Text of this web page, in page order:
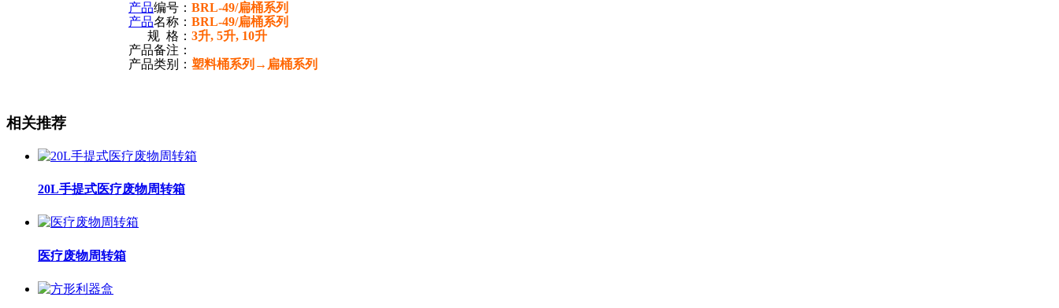
产品编号： BRL-49/扁桶系列
产品名称： BRL-49/扁桶系列
规 格： 3升, 5升, 10升
产品备注：
产品类别： 塑料桶系列→扁桶系列
相关推荐
20L手提式医疗废物周转箱
医疗废物周转箱